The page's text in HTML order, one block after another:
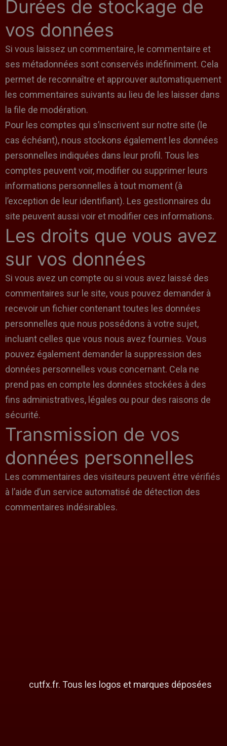
Durées de stockage de
vos données
Si vous laissez un commentaire, le commentaire et
ses métadonnées sont conservés indéfiniment. Cela
permet de reconnaître et approuver automatiquement
les commentaires suivants au lieu de les laisser dans
la file de modération.
Pour les comptes qui s’inscrivent sur notre site (le
cas échéant), nous stockons également les données
personnelles indiquées dans leur profil. Tous les
comptes peuvent voir, modifier ou supprimer leurs
informations personnelles à tout moment (à
l’exception de leur identifiant). Les gestionnaires du
site peuvent aussi voir et modifier ces informations.
Les droits que vous avez
sur vos données
Si vous avez un compte ou si vous avez laissé des
commentaires sur le site, vous pouvez demander à
recevoir un fichier contenant toutes les données
personnelles que nous possédons à votre sujet,
incluant celles que vous nous avez fournies. Vous
pouvez également demander la suppression des
données personnelles vous concernant. Cela ne
prend pas en compte les données stockées à des
fins administratives, légales ou pour des raisons de
sécurité.
Transmission de vos
données personnelles
Les commentaires des visiteurs peuvent être vérifiés
à l’aide d’un service automatisé de détection des
commentaires indésirables.
cutfx.fr. Tous les logos et marques déposées